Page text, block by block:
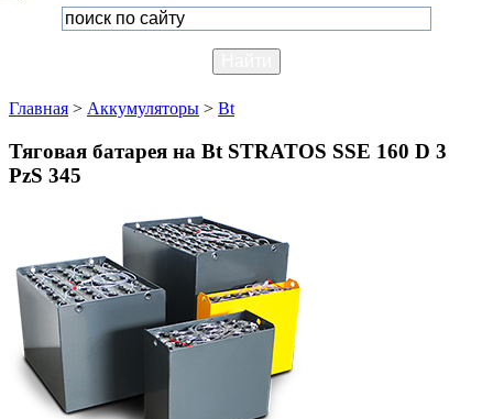
Главная > Аккумуляторы > Bt
Тяговая батарея на Bt STRATOS SSE 160 D 3
PzS 345